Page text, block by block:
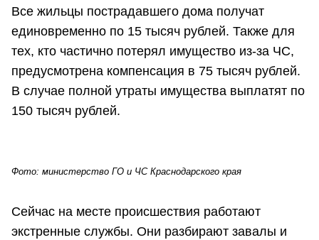
Все жильцы пострадавшего дома получат
единовременно по 15 тысяч рублей. Также для
тех, кто частично потерял имущество из-за ЧС,
предусмотрена компенсация в 75 тысяч рублей.
В случае полной утраты имущества выплатят по
150 тысяч рублей.
Фото: министерство ГО и ЧС Краснодарского края
Сейчас на месте происшествия работают
экстренные службы. Они разбирают завалы и